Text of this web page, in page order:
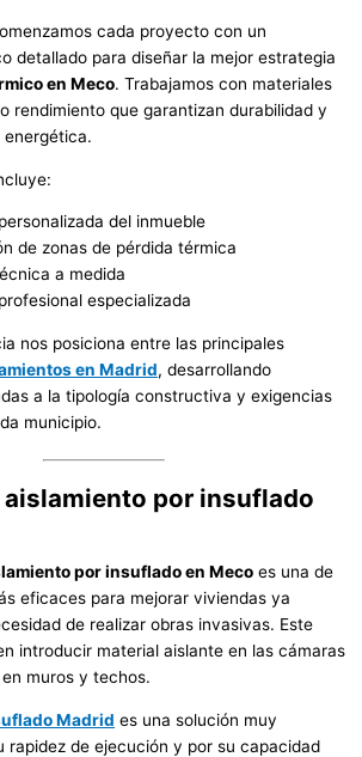
cada proyecto con un
detallado para diseñar la mejor estrategia
en Meco. Trabajamos con materiales
rendimiento que garantizan durabilidad y
energética.
del inmueble
de zonas de pérdida térmica
a medida
especializada
nos posiciona entre las principales
en Madrid, desarrollando
a la tipología constructiva y exigencias
municipio.
aislamiento por insuflado
por insuflado en Meco es una de
eficaces para mejorar viviendas ya
de realizar obras invasivas. Este
introducir material aislante en las cámaras
muros y techos.
Madrid es una solución muy
rapidez de ejecución y por su capacidad